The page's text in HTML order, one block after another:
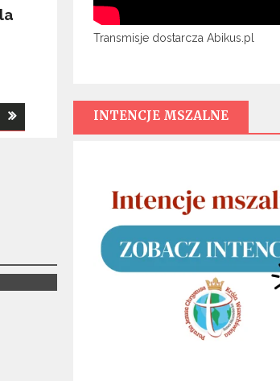
Transmisje dostarcza Abikus.pl
INTENCJE MSZALNE